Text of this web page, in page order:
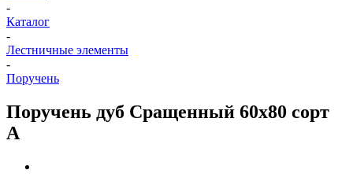
-
Каталог
-
Лестничные элементы
-
Поручень
Поручень дуб Сращенный 60х80 сорт
А